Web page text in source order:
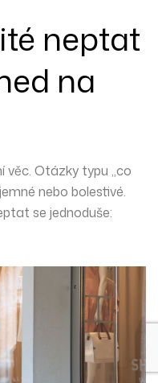
neptat
na
věc. Otázky typu „co
nebo bolestivé.
se jednoduše: